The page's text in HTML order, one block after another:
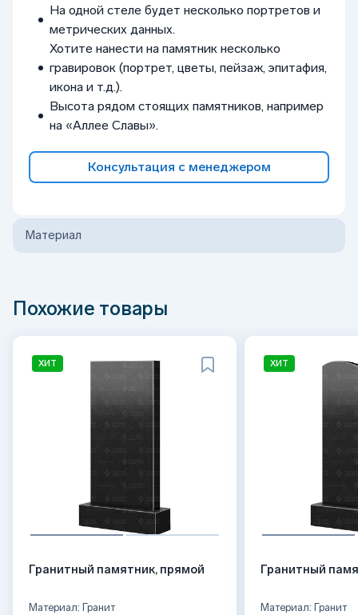
На одной стеле будет несколько портретов и
метрических данных.
Хотите нанести на памятник несколько
гравировок (портрет, цветы, пейзаж, эпитафия,
икона и т.д.).
Высота рядом стоящих памятников, например
на «Аллее Славы».
Консультация с менеджером
Материал
Похожие товары
ХИТ
Гранитный памятник, прямой
Материал: Гранит
ХИТ
Гранитный
Материал: Гранит